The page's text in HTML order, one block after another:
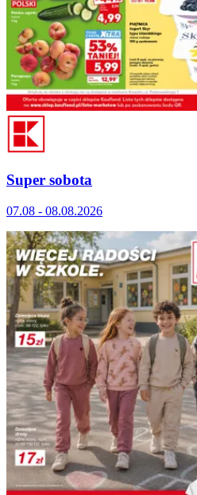
Super sobota
07.08 - 08.08.2026